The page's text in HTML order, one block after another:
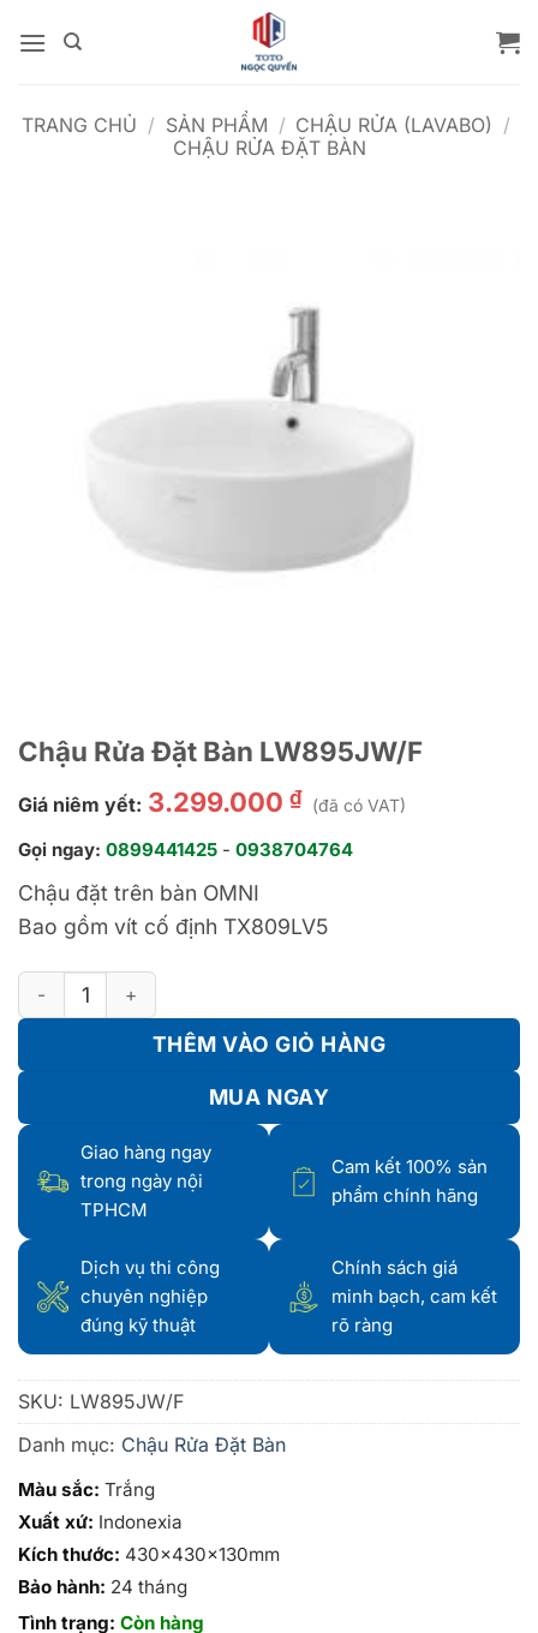
qua
TRANG CHỦ / SẢN PHẨM / CHẬU RỬA (LAVABO) /
CHẬU RỬA ĐẶT BÀN
Chậu Rửa Đặt Bàn LW895JW/F
Giá niêm yết: 3.299.000 ₫ (đã có VAT)
Gọi ngay: 0899441425 - 0938704764
Chậu đặt trên bàn OMNI
Bao gồm vít cố định TX809LV5
Chậu Rửa Đặt Bàn LW895JW/F số lượng
THÊM VÀO GIỎ HÀNG
MUA NGAY
Giao hàng ngay
trong ngày nội
TPHCM
Cam kết 100% sản
phẩm chính hãng
Dịch vụ thi công
chuyên nghiệp
đúng kỹ thuật
Chính sách giá
minh bạch, cam kết
rõ ràng
SKU: LW895JW/F
Danh mục: Chậu Rửa Đặt Bàn
Màu sắc: Trắng
Xuất xứ: Indonexia
Kích thước: 430x430x130mm
Bảo hành: 24 tháng
Tình trạng: Còn hàng